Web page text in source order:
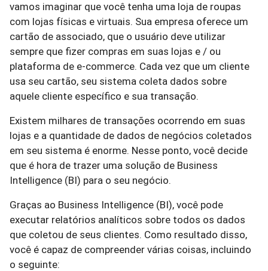
vamos imaginar que você tenha uma loja de roupas
com lojas físicas e virtuais. Sua empresa oferece um
cartão de associado, que o usuário deve utilizar
sempre que fizer compras em suas lojas e / ou
plataforma de e-commerce. Cada vez que um cliente
usa seu cartão, seu sistema coleta dados sobre
aquele cliente específico e sua transação.
Existem milhares de transações ocorrendo em suas
lojas e a quantidade de dados de negócios coletados
em seu sistema é enorme. Nesse ponto, você decide
que é hora de trazer uma solução de Business
Intelligence (BI) para o seu negócio.
Graças ao Business Intelligence (BI), você pode
executar relatórios analíticos sobre todos os dados
que coletou de seus clientes. Como resultado disso,
você é capaz de compreender várias coisas, incluindo
o seguinte: